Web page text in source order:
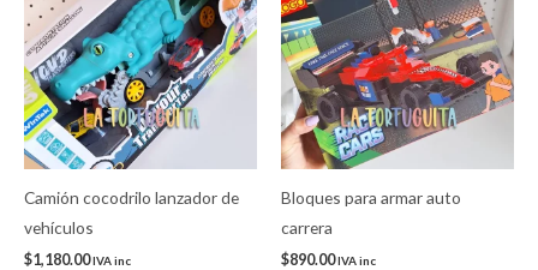
Camión cocodrilo lanzador de
vehículos
$1,180.00IVA inc
Bloques para armar auto
carrera
$890.00IVA inc